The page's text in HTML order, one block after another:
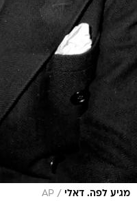
מגיע לפה. דאלי /
AP